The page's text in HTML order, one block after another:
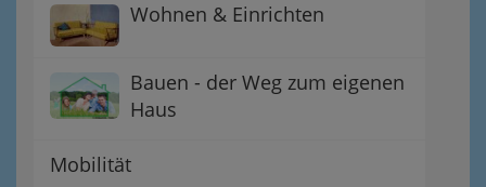
Wohnen & Einrichten
Bauen - der Weg zum eigenen
Haus
Mobilität